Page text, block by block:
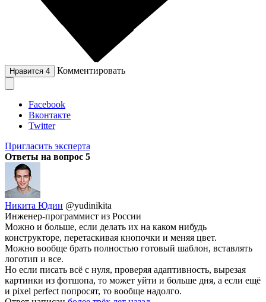
Нравится 4 Комментировать
Facebook
Вконтакте
Twitter
Пригласить эксперта
Ответы на вопрос 5
Никита Юдин @yudinikita
Инженер-программист из России
Можно и больше, если делать их на каком нибудь
конструкторе, перетаскивая кнопочки и меняя цвет.
Можно вообще брать полностью готовый шаблон, вставлять
логотип и все.
Но если писать всё с нуля, проверяя адаптивность, вырезая
картинки из фотшопа, то может уйти и больше дня, а если ещё
и pixel perfect попросят, то вообще надолго.